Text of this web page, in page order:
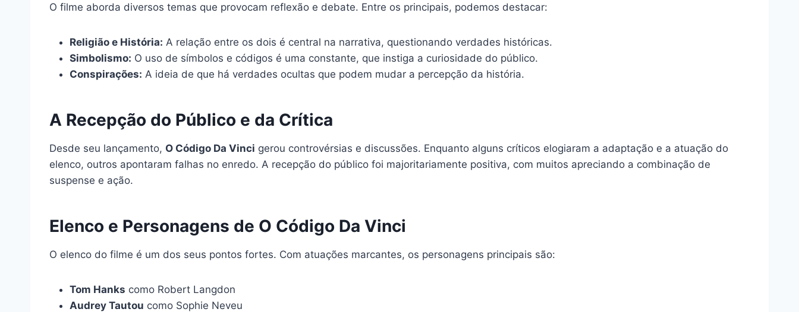
O filme aborda diversos temas que provocam reflexão e debate. Entre os principais, podemos destacar:
Religião e História: A relação entre os dois é central na narrativa, questionando verdades históricas.
Simbolismo: O uso de símbolos e códigos é uma constante, que instiga a curiosidade do público.
Conspirações: A ideia de que há verdades ocultas que podem mudar a percepção da história.
A Recepção do Público e da Crítica
Desde seu lançamento, O Código Da Vinci gerou controvérsias e discussões. Enquanto alguns críticos elogiaram a adaptação e a atuação do
elenco, outros apontaram falhas no enredo. A recepção do público foi majoritariamente positiva, com muitos apreciando a combinação de
suspense e ação.
Elenco e Personagens de O Código Da Vinci
O elenco do filme é um dos seus pontos fortes. Com atuações marcantes, os personagens principais são:
Tom Hanks como Robert Langdon
Audrey Tautou como Sophie Neveu